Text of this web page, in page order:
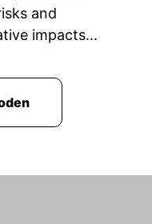
and
impacts...